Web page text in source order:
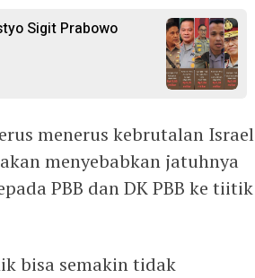
Sigit Prabowo
menerus kebrutalan Israel
menyebabkan jatuhnya
PBB dan DK PBB ke tiitik
bisa semakin tidak